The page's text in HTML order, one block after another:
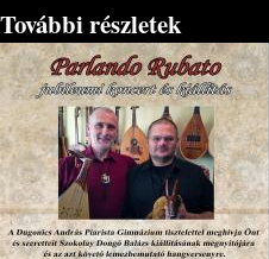
További részletek